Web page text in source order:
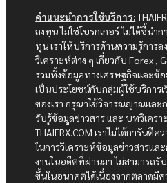
คำแนะนำการใช้บริการ:
ลงทุน ไม่ใช่โบรกเกอร์ ไม่ได้ชี้นำ
ทุน เราให้บริการด้านความรู้การ
วิเคราะห์ต่าง ๆ เกี่ยวกับ Forex ,
รวมทั้งข้อมูลทางเศรษฐกิจและข้
เป็นประโยชน์กับกลุ่มผู้ใช้บริการเ
ของเรา กรุณาใช้วิจารณญาณและ
รับรู้ข้อมูลข่าวสาร และ บทวิเครา
THAIFRX.COM เราไม่ได้การันตี
ในการวิเคราะห์ข้อมูลข่าวสารแล
งานในอดีตที่ผ่านมา ไม่สามารถ
ขึ้นในอนาคตได้เนื่องจากตลาดมี